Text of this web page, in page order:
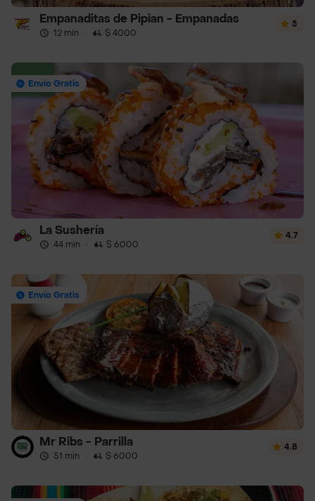
Empanaditas de Pipian - Empanadas
12 min · $ 4000
5
Envío Gratis
La Sushería
44 min · $ 6000
4.7
Envío Gratis
Mr Ribs - Parrilla
51 min · $ 6000
4.8